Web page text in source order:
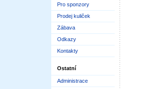
Pro sponzory
Prodej kuliček
Zábava
Odkazy
Kontakty
Ostatní
Administrace